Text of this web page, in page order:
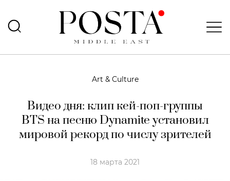
Art & Culture
Видео дня: клип кей-поп-группы
BTS на песню Dynamite установил
мировой рекорд по числу зрителей
18 марта 2021